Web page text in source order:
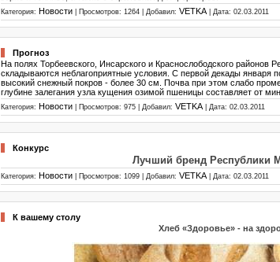
Категория: Новости | Просмотров: 1264 | Добавил: VETKA| Дата: 02.03.2011
Прогноз
На полях Торбеевского, Инсарского и Краснослободского районов
складываются неблагоприятные условия. С первой декады января
высокий снежный покров - более 30 см. Почва при этом слабо
глубине залегания узла кущения озимой пшеницы составляет от
Категория: Новости | Просмотров: 975 | Добавил: VETKA| Дата: 02.03.2011
Конкурс
Лучший бренд Республики
Категория: Новости | Просмотров: 1099 | Добавил: VETKA| Дата: 02.03.2011
К вашему столу
Хлеб «Здоровье» - на